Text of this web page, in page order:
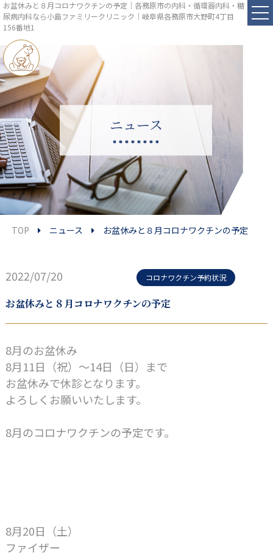
お盆休みと８月コロナワクチンの予定｜各務原市の内科・循環器内科・糖
尿病内科なら小島ファミリークリニック｜岐阜県各務原市大野町4丁目
156番地1
ニュース
TOP ニュース お盆休みと８月コロナワクチンの予定
2022/07/20 コロナワクチン予約状況
お盆休みと８月コロナワクチンの予定
8月のお盆休み
8月11日（祝）〜14日（日）まで
お盆休みで休診となります。
よろしくお願いいたします。
8月のコロナワクチンの予定です。
8月20日（土）
ファイザー